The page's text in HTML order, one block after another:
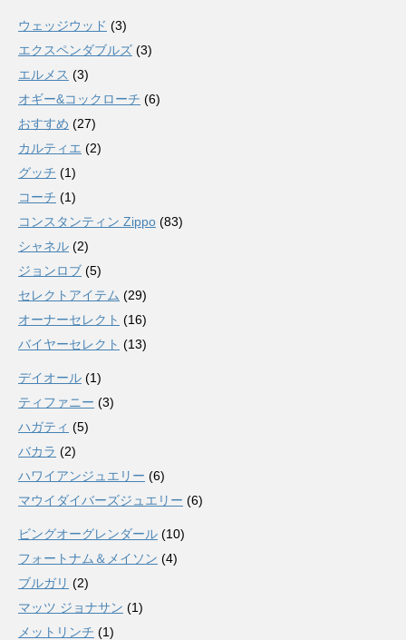
ウェッジウッド (3)
エクスペンダブルズ (3)
エルメス (3)
オギー&コックローチ (6)
おすすめ (27)
カルティエ (2)
グッチ (1)
コーチ (1)
コンスタンティン Zippo (83)
シャネル (2)
ジョンロブ (5)
セレクトアイテム (29)
オーナーセレクト (16)
バイヤーセレクト (13)
デイオール (1)
ティファニー (3)
ハガティ (5)
バカラ (2)
ハワイアンジュエリー (6)
マウイダイバーズジュエリー (6)
ビングオーグレンダール (10)
フォートナム＆メイソン (4)
ブルガリ (2)
マッツ ジョナサン (1)
メットリンチ (1)